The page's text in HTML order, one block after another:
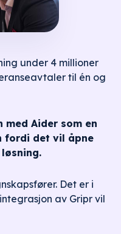
under 4 millioner
til én og
med Aider som en
det vil åpne
Det er i
av Gripr vil